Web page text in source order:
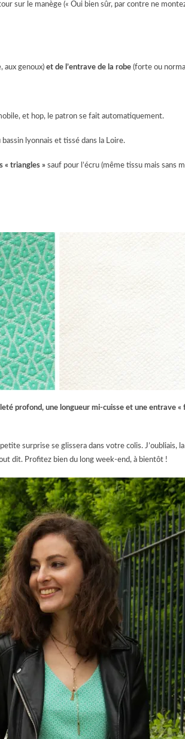
sur le manège (« Oui bien sûr, par contre ne
aux genoux) et de l’entrave de la robe (forte ou
et hop, le patron se fait automatiquement.
lyonnais et tissé dans la Loire.
« triangles » sauf pour l’écru (même tissu mais sans
profond, une longueur mi-cuisse et une entrave «
surprise se glissera dans votre colis.
dit. Profitez bien du long week-end, à bientôt !